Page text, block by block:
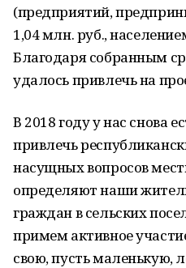
(предприятий,
1,04 млн. руб.,
Благодаря собранным
удалось привлечь на
В 2018 году у нас снова
привлечь
насущных вопросов
определяют наши
граждан в сельских
примем активное
свою, пусть маленькую,